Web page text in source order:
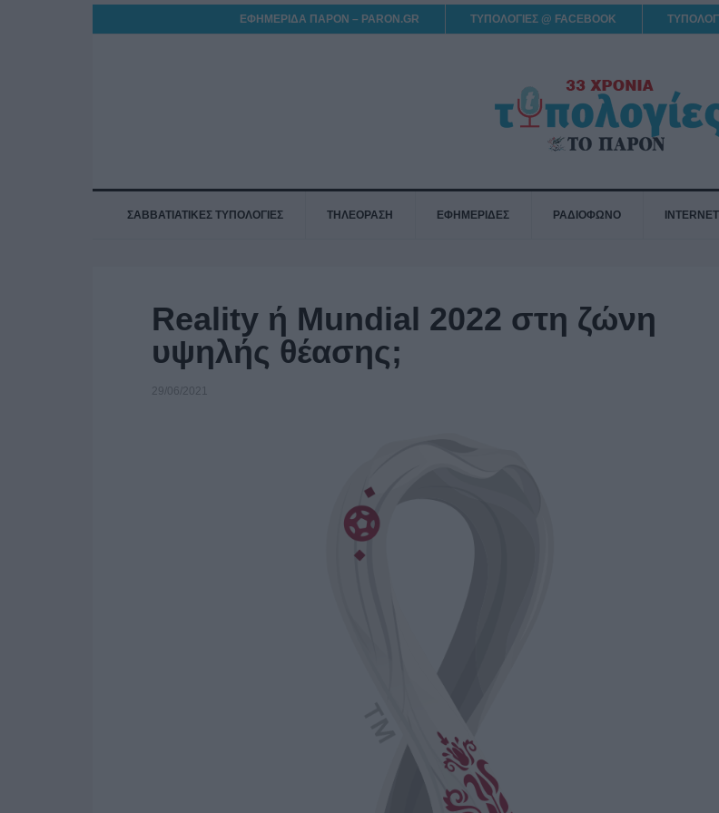
ΕΦΗΜΕΡΙΔΑ ΠΑΡΟΝ – PARON.GR ΤΥΠΟΛΟΓΙΕΣ @ FACEBOOK
ΣΑΒΒΑΤΙΑΤΙΚΕΣ ΤΥΠΟΛΟΓΙΕΣ ΤΗΛΕΟΡΑΣΗ ΕΦΗΜΕΡΙΔΕΣ ΡΑΔΙΟΦΩΝΟ INTERNET
Reality ή Mundial 2022 στη ζώνη
υψηλής θέασης;
29/06/2021